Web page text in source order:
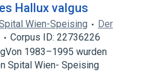
Hallux valgus
Wien-Speising
Der
Corpus ID: 22736226
1983–1995 wurden
Spital Wien- Speising